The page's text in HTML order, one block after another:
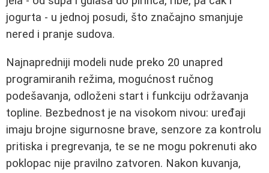
jogurta - u jednoj posudi, što značajno smanjuje
nered i pranje sudova.
Najnapredniji modeli nude preko 20 unapred
programiranih režima, mogućnost ručnog
podešavanja, odloženi start i funkciju održavanja
topline. Bezbednost je na visokom nivou: uređaji
imaju brojne sigurnosne brave, senzore za kontrolu
pritiska i pregrevanja, te se ne mogu pokrenuti ako
poklopac nije pravilno zatvoren. Nakon kuvanja,